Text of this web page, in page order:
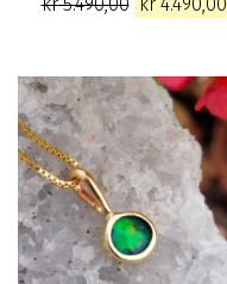
kr 5.490,00.